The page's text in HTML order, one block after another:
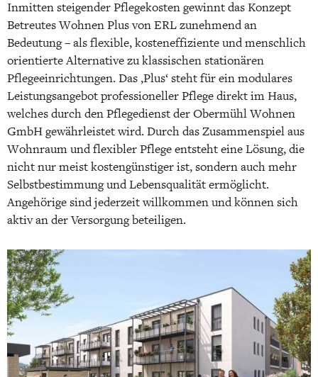
Inmitten steigender Pflegekosten gewinnt das Konzept
Betreutes Wohnen Plus von ERL zunehmend an
Bedeutung – als flexible, kosteneffiziente und menschlich
orientierte Alternative zu klassischen stationären
Pflegeeinrichtungen. Das ‚Plus‘ steht für ein modulares
Leistungsangebot professioneller Pflege direkt im Haus,
welches durch den Pflegedienst der Obermühl Wohnen
GmbH gewährleistet wird. Durch das Zusammenspiel aus
Wohnraum und flexibler Pflege entsteht eine Lösung, die
nicht nur meist kostengünstiger ist, sondern auch mehr
Selbstbestimmung und Lebensqualität ermöglicht.
Angehörige sind jederzeit willkommen und können sich
aktiv an der Versorgung beteiligen.